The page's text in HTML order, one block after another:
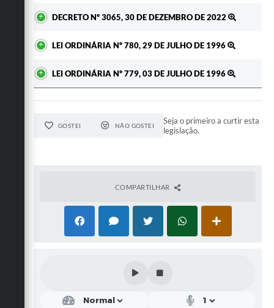
DECRETO Nº 3065, 30 DE DEZEMBRO DE 2022
LEI ORDINÁRIA Nº 780, 29 DE JULHO DE 1996
LEI ORDINÁRIA Nº 779, 03 DE JULHO DE 1996
GOSTEI NÃO GOSTEI
Seja o primeiro a curtir esta
legislação.
COMPARTILHAR